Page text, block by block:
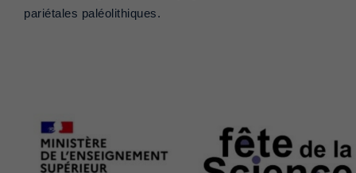
pariétales paléolithiques.